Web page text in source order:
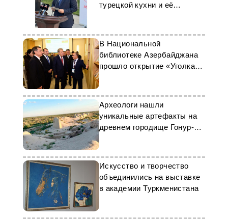
турецкой кухни и её
В Национальной
библиотеке Азербайджана
прошло открытие «Уголка
Туркменистана»
Археологи нашли
уникальные артефакты на
древнем городище Гонур-
депе
Искусство и творчество
объединились на выставке
в академии Туркменистана